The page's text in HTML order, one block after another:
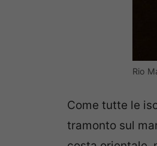
Rio
Come tutte le
tramonto sul